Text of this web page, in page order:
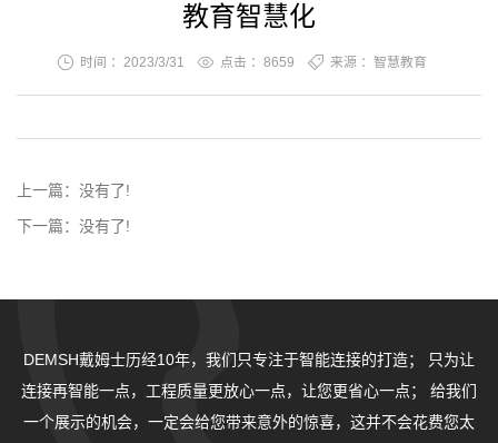
教育智慧化
时间 ：2023/3/31 点击 ： 8659 来源 ：智慧教育
上一篇： 没有了!
下一篇： 没有了!
DEMSH戴姆士历经10年，我们只专注于智能连接的打造；
只为让
连接再智能一点，工程质量更放心一点，让您更省心一点；
给我们
一个展示的机会，一定会给您带来意外的惊喜，这并不会花费您太